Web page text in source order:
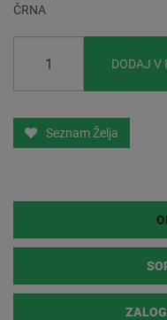
ČRNA
DODAJ V
Seznam Želja